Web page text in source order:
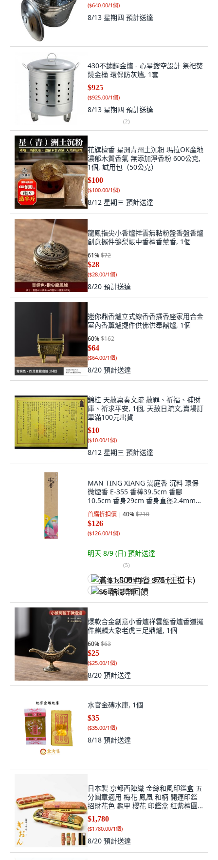
($640.00/1個)
8/13 星期四 預計送達
430不鏽鋼金爐 - 心星鏤空設計 祭祀焚
燒金桶 環保防灰燼, 1套
$925
($925.00/1個)
8/13 星期四 預計送達
(2)
花旗檀香 星洲青州土沉粉 瑪拉OK產地
濃郁木質香氣 無添加淨香粉 600公克,
1個, 試用包（50公克）
$100
($100.00/1個)
8/12 星期三 預計送達
龍鳳指尖小香爐祥雲無粘粉盤香盤香爐
創意擺件鵝梨帳中香檀香薰香, 1個
61%$72
$28
($28.00/1個)
8/20 預計送達
迷你鼎香爐立式線香香插香座家用合金
室內香薰爐擺件供佛供奉鼎爐, 1個
60%$162
$64
($64.00/1個)
8/20 預計送達
錦桂 天赦稟奏文疏 赦罪、祈福、補財
庫、祈求平安, 1個, 天赦日疏文,賣場訂
單滿100元出貨
$10
($10.00/1個)
8/12 星期三 預計送達
MAN TING XIANG 滿庭香 沉料 環保
微煙香 E-355 香棒39.5cm 香腳
10.5cm 香身29cm 香身直徑2.4mm
香腳直徑1.2mm 300g, 1盒
首購折扣價 40%$210
$126
($126.00/1個)
明天 8/9 (日) 預計送達
(5)
满 $1,500 再省 $75 (王道卡)
$6 酷澎幣回饋
爆款合金創意小香爐祥雲盤香爐香道擺
件麒麟大象老虎三足鼎爐, 1個
60%$63
$25
($25.00/1個)
8/20 預計送達
水官金磚水庫, 1個
$35
($35.00/1個)
8/18 預計送達
日本製 京都西陣織 金絲和風印鑑盒 五
分圓章適用 梅花 鳳凰 和柄 開運印鑑
招財花色 龜甲 櫻花 印鑑盒 紅紫檀圓
章, 1個, 印章盒+五分白牛角印鑑/含刻
章,龜甲款 印章盒
$1,780
($1780.00/1個)
8/20 預計送達